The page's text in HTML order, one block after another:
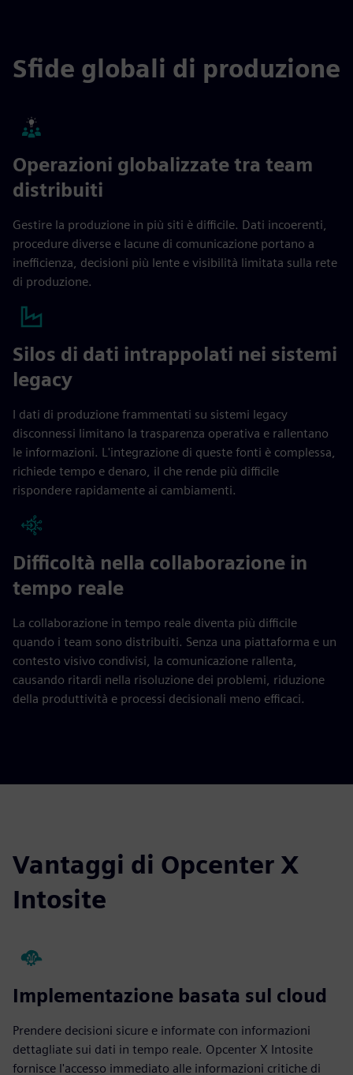
Sfide globali di produzione
Operazioni globalizzate tra team
distribuiti
Gestire la produzione in più siti è difficile. Dati incoerenti,
procedure diverse e lacune di comunicazione portano a
inefficienza, decisioni più lente e visibilità limitata sulla rete
di produzione.
Silos di dati intrappolati nei sistemi
legacy
I dati di produzione frammentati su sistemi legacy
disconnessi limitano la trasparenza operativa e rallentano
le informazioni. L'integrazione di queste fonti è complessa,
richiede tempo e denaro, il che rende più difficile
rispondere rapidamente ai cambiamenti.
Difficoltà nella collaborazione in
tempo reale
La collaborazione in tempo reale diventa più difficile
quando i team sono distribuiti. Senza una piattaforma e un
contesto visivo condivisi, la comunicazione rallenta,
causando ritardi nella risoluzione dei problemi, riduzione
della produttività e processi decisionali meno efficaci.
Vantaggi di Opcenter X
Intosite
Implementazione basata sul cloud
Prendere decisioni sicure e informate con informazioni
dettagliate sui dati in tempo reale. Opcenter X Intosite
fornisce l'accesso immediato alle informazioni critiche di